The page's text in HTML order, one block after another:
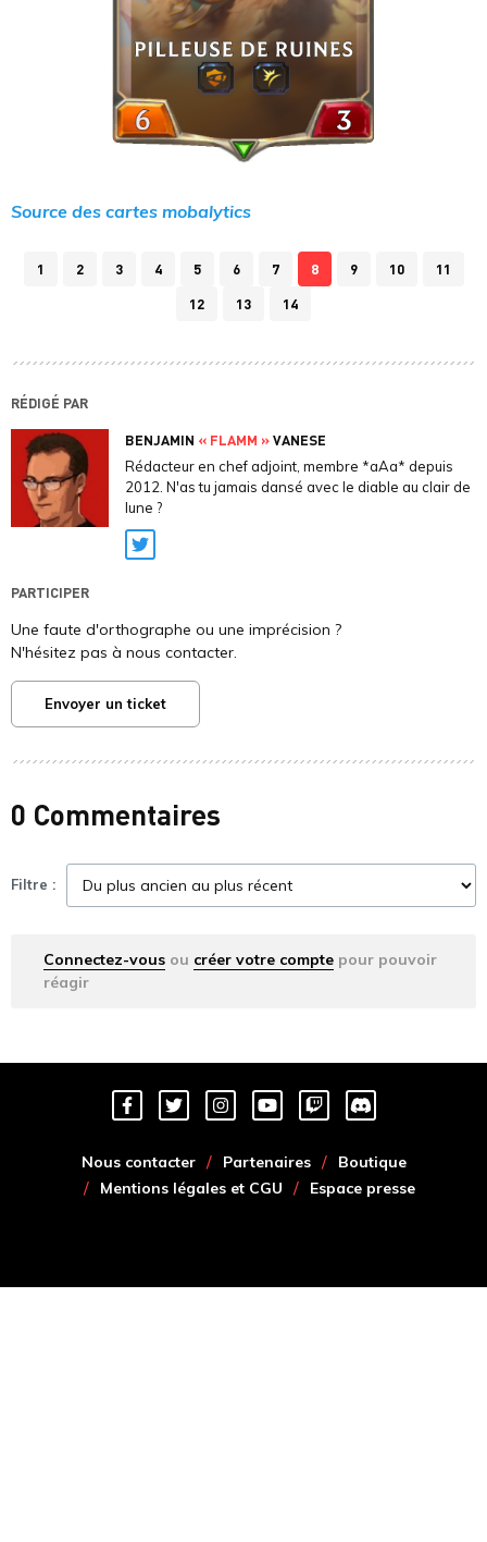
Source des cartes mobalytics
1 2 3 4 5 6 7 8 9 10
11
12
13 14
RÉDIGÉ PAR
BENJAMIN « FLAMM »VANESE
Rédacteur en chef adjoint, membre *aAa* depuis
2012. N'as tu jamais dansé avec le diable au clair de
lune ?
Twitter
PARTICIPER
Une faute d'orthographe ou une imprécision ?
N'hésitez pas à nous contacter.
Envoyer un ticket
0 Commentaires
Filtre :
Connectez-vous ou créer votre compte pour pouvoir
réagir
Nous contacter Partenaires
Boutique
Mentions légales et CGU
Espace presse